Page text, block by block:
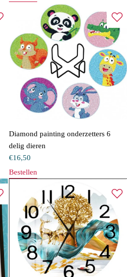
Diamond painting onderzetters 6
delig dieren
€16,50
Bestellen